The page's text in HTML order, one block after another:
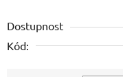
Dostupnost
Kód: